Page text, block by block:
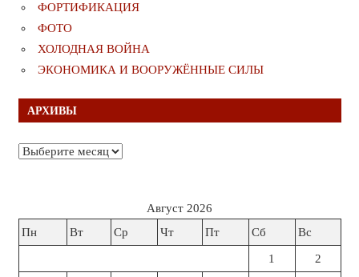
ФОРТИФИКАЦИЯ
ФОТО
ХОЛОДНАЯ ВОЙНА
ЭКОНОМИКА И ВООРУЖЁННЫЕ СИЛЫ
АРХИВЫ
Архивы
Август 2026
Пн
Вт Ср Чт Пт Сб Вс
1 2